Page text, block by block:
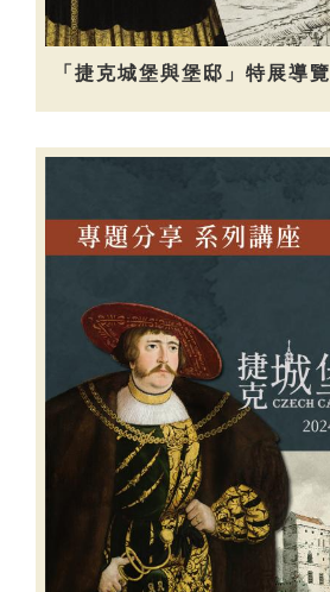
「捷克城堡與堡邸」特展導覽